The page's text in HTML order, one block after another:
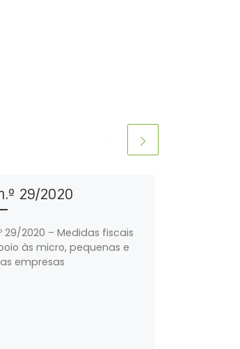
29/2020
29/2020 – Medidas fiscais
às micro, pequenas e
empresas